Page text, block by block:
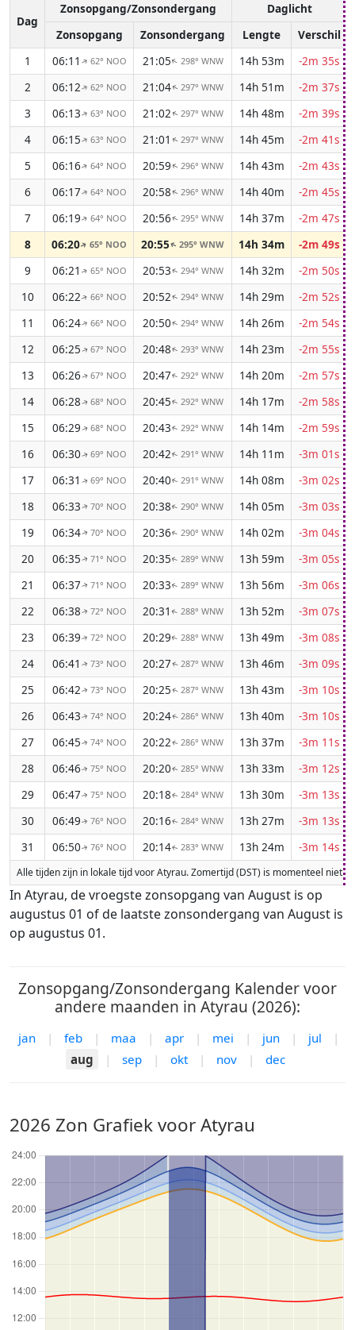
Dag
Zonsopgang/Zonsondergang Daglicht
Zonsopgang
Zonsondergang Lengte
Verschil
1
06:11 ↑ 62° NOO 21:05↑ 298° WNW 14h 53m
-2m 35s
2
06:12↑ 62° NOO 21:04↑ 297° WNW 14h 51m
-2m 37s
3
06:13↑ 63° NOO 21:02↑ 297° WNW 14h 48m
-2m 39s
4
06:15↑ 63° NOO 21:01 ↑ 297° WNW 14h 45m
-2m 41s
5
06:16↑ 64° NOO 20:59↑ 296° WNW 14h 43m
-2m 43s
6
06:17↑ 64° NOO 20:58↑ 296° WNW 14h 40m
-2m 45s
7
06:19↑ 64° NOO 20:56↑ 295° WNW 14h 37m
-2m 47s
8
06:20↑65° NOO 20:55↑295° WNW 14h 34m
-2m 49s
9
06:21 ↑ 65° NOO 20:53↑ 294° WNW 14h 32m
-2m 50s
10
06:22↑ 66° NOO 20:52↑ 294° WNW 14h 29m
-2m 52s
11
06:24↑ 66° NOO 20:50↑ 294° WNW 14h 26m
-2m 54s
12
06:25↑ 67° NOO 20:48↑ 293° WNW 14h 23m
-2m 55s
13
06:26↑ 67° NOO 20:47↑ 292° WNW 14h 20m
-2m 57s
14
06:28↑ 68° NOO 20:45↑ 292° WNW 14h 17m
-2m 58s
15
06:29↑ 68° NOO 20:43↑ 292° WNW 14h 14m
-2m 59s
16
06:30↑ 69° NOO 20:42↑ 291° WNW 14h 11m
-3m 01s
17
06:31 ↑ 69° NOO 20:40↑ 291° WNW 14h 08m
-3m 02s
18
06:33↑ 70° NOO 20:38↑ 290° WNW 14h 05m
-3m 03s
19
06:34↑ 70° NOO 20:36↑ 290° WNW 14h 02m
-3m 04s
20
06:35↑ 71° NOO 20:35↑ 289° WNW 13h 59m
-3m 05s
21
06:37↑ 71° NOO 20:33↑ 289° WNW 13h 56m
-3m 06s
22
06:38↑ 72° NOO 20:31 ↑ 288° WNW 13h 52m
-3m 07s
23
06:39↑ 72° NOO 20:29↑ 288° WNW 13h 49m
-3m 08s
24
06:41 ↑ 73° NOO 20:27↑ 287° WNW 13h 46m
-3m 09s
25
06:42↑ 73° NOO 20:25↑ 287° WNW 13h 43m
-3m 10s
26
06:43↑ 74° NOO 20:24↑ 286° WNW 13h 40m
-3m 10s
27
06:45↑ 74° NOO 20:22↑ 286° WNW 13h 37m
-3m 11s
28
06:46↑ 75° NOO 20:20↑ 285° WNW 13h 33m
-3m 12s
29
06:47↑ 75° NOO 20:18↑ 284° WNW 13h 30m
-3m 13s
30
06:49↑ 76° NOO 20:16↑ 284° WNW 13h 27m
-3m 13s
31
06:50↑ 76° NOO 20:14↑ 283° WNW 13h 24m -3m 14s
Alle tijden zijn in lokale tijd voor Atyrau. Zomertijd (DST) is momenteel niet
In Atyrau, de vroegste zonsopgang van August is op
augustus 01 of de laatste zonsondergang van August is
op augustus 01.
Zonsopgang/Zonsondergang Kalender voor
andere maanden in Atyrau (2026):
jan | feb | maa | apr | mei | jun | jul
|
aug
| sep | okt | nov | dec
2026 Zon Grafiek voor Atyrau